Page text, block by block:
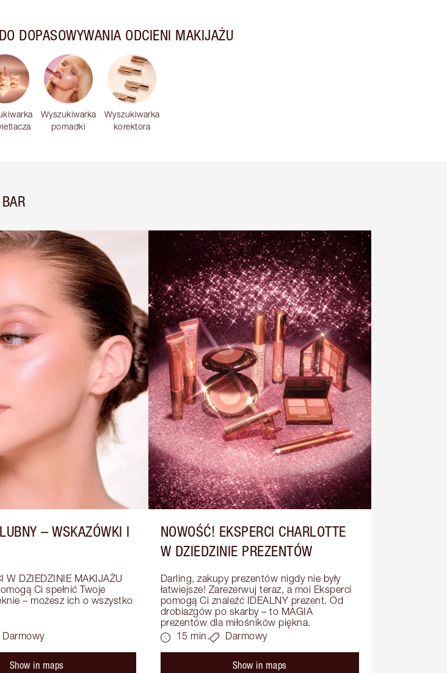
DOPASOWYWANIA ODCIENI MAKIJAŻU
Wyszukiwarka
pomadki
Wyszukiwarka
korektora
– WSKAZÓWKI I
W DZIEDZINIE MAKIJAŻU
Ci spełnić Twoje
– możesz ich o wszystko
Darmowy
Show in maps
NOWOŚĆ! EKSPERCI CHARLOTTE
W DZIEDZINIE PREZENTÓW
Darling, zakupy prezentów nigdy nie były
łatwiejsze! Zarezerwuj teraz, a moi Eksperci
pomogą Ci znaleźć IDEALNY prezent. Od
drobiazgów po skarby – to MAGIA
prezentów dla miłośników piękna.
15 min.
Darmowy
Show in maps